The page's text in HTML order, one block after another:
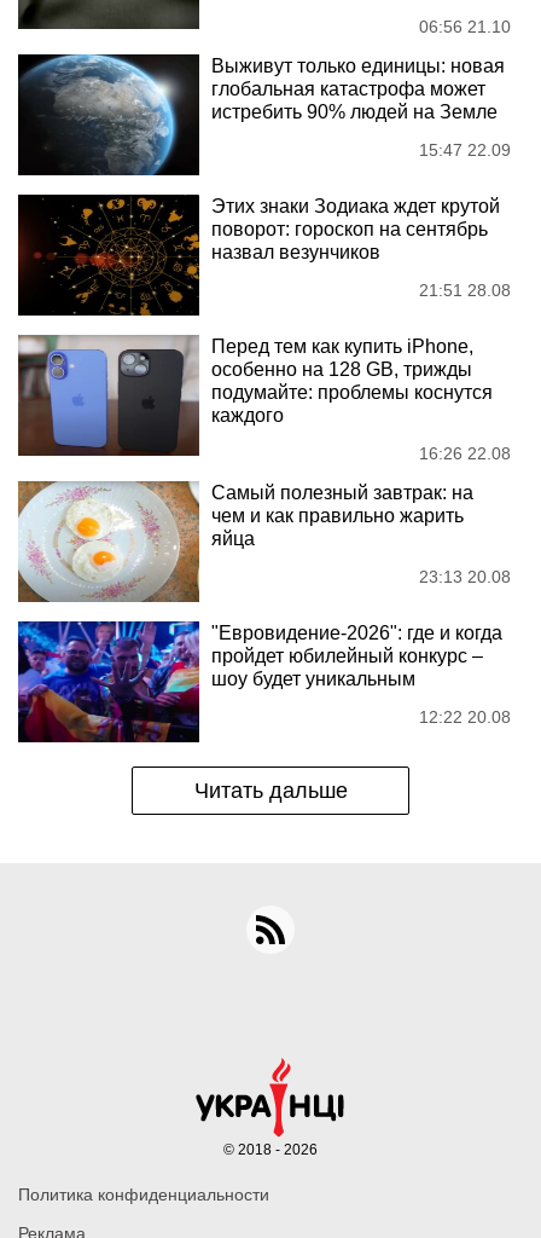
06:56 21.10
Выживут только единицы: новая
глобальная катастрофа может
истребить 90% людей на Земле
15:47 22.09
Этих знаки Зодиака ждет крутой
поворот: гороскоп на сентябрь
назвал везунчиков
21:51 28.08
Перед тем как купить iPhone,
особенно на 128 GB, трижды
подумайте: проблемы коснутся
каждого
16:26 22.08
Самый полезный завтрак: на
чем и как правильно жарить
яйца
23:13 20.08
"Евровидение-2026": где и когда
пройдет юбилейный конкурс –
шоу будет уникальным
12:22 20.08
Читать дальше
Политика конфиденциальности
Реклама
© 2018 - 2026